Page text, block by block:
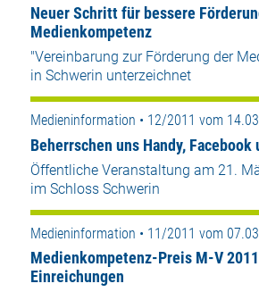
Neuer Schritt für bessere
Medienkompetenz
"Vereinbarung zur Förderung der
in Schwerin unterzeichnet
Medieninformation • 12/2011 vom
Beherrschen uns Handy,
Öffentliche Veranstaltung am 21.
im Schloss Schwerin
Medieninformation • 11/2011 vom
Medienkompetenz-Preis M-V
Einreichungen